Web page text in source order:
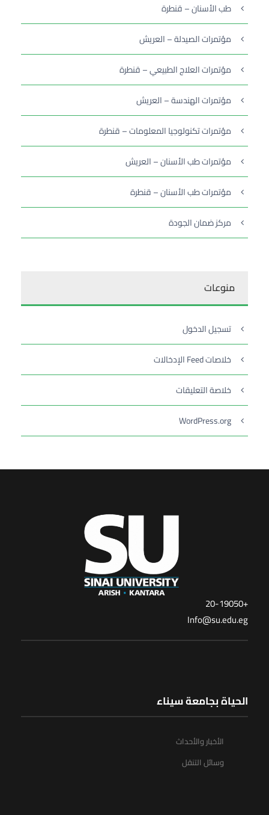
طب الأسنان – قنطرة
مؤتمرات الصيدلة – العريش
مؤتمرات العلاج الطبيعي – قنطرة
مؤتمرات الهندسة – العريش
مؤتمرات تكنولوجيا المعلومات – قنطرة
مؤتمرات طب الأسنان – العريش
مؤتمرات طب الأسنان – قنطرة
مركز ضمان الجودة
منوعات
تسجيل الدخول
خلاصات Feed الإدخالات
خلاصة التعليقات
WordPress.org
+20-19050
Info@su.edu.eg
الحياة بجامعة سيناء
الأخبار والأحداث
وسائل التنقل